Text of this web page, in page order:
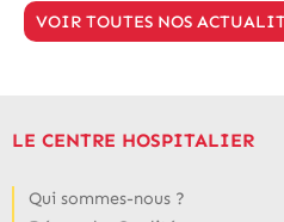
VOIR TOUTES NOS
LE CENTRE HOSPITALIER
Qui sommes-nous ?